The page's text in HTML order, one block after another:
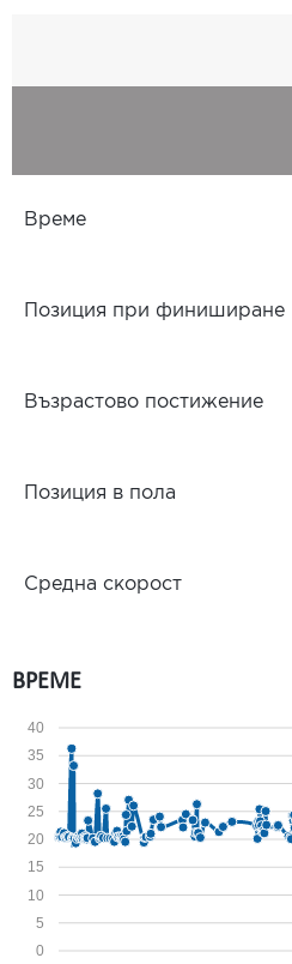
Време
Позиция при финиширане
Възрастово постижение
Позиция в пола
Средна скорост
ВРЕМЕ
0
5
10
15
20
25
30
35
40